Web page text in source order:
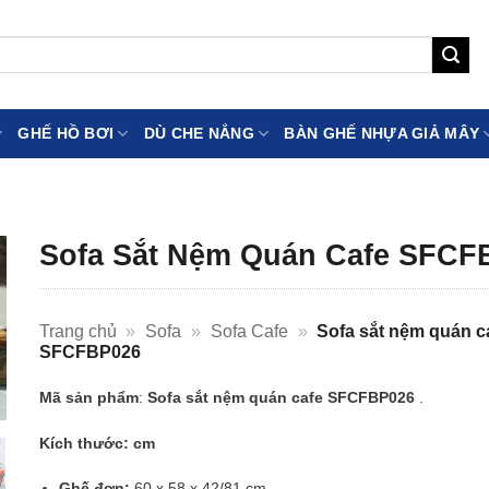
GHẾ HỒ BƠI DÙ CHE NẮNG BÀN GHẾ NHỰA GIẢ MÂY
Sofa Sắt Nệm Quán Cafe
Trang chủ » Sofa » Sofa Cafe » Sofa sắt nệm quán
SFCFBP026
Mã sản phẩm: Sofa sắt nệm quán cafe SFCFBP026.
Kích thước: cm